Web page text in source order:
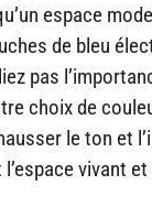
espace
de bleu
pas
choix de
le ton et
vivant